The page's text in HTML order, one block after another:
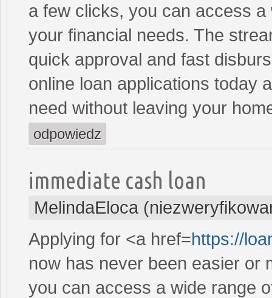
a few clicks, you can access
your financial needs. The
quick approval and fast
online loan applications today
need without leaving your
odpowiedz
immediate cash loan
MelindaEloca
Applying for <a href=https://
now has never been easier or
you can access a wide range